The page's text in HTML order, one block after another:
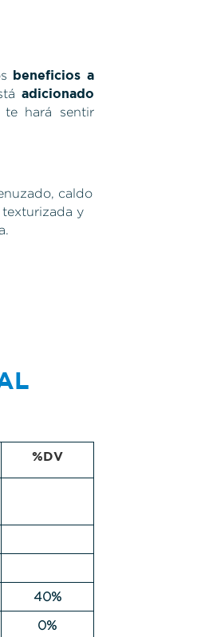
beneficios a
adicionado
te hará sentir
caldo
y
%DV
40%
0%